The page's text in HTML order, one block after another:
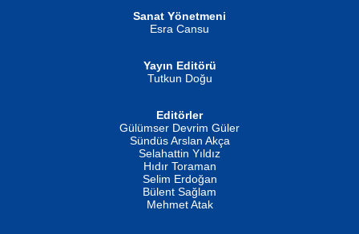
İSMAİL OKUTAN
Erkeklerin Kahrolması Ne Demektir
Evvel Zaman Tanrıçası...
Sanat Yönetmeni
Esra Cansu
Yayın Editörü
Tutkun Doğu
Editörler
Gülümser Devrim Güler
Sündüs Arslan Akça
Selahattin Yıldız
Hıdır Toraman
Selim Erdoğan
Bülent Sağlam
Mehmet Atak